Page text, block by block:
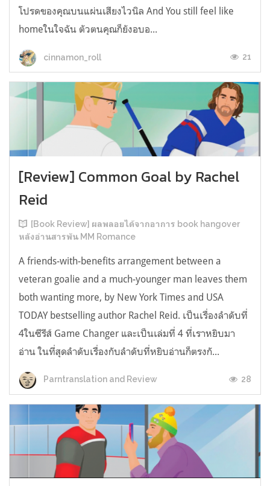
โปรดของคุณบนแผ่นเสียงไวนิล And You still feel like
homeในใจฉัน ตัวตนคุณก็ยังอบอ...
cinnamon_roll 21
[Review] Common Goal by Rachel
Reid
[Book Review] ผลพลอยได้จากอาการ book hangover
หลังอ่านสารพัน MM Romance
A friends-with-benefits arrangement between a
veteran goalie and a much-younger man leaves them
both wanting more, by New York Times and USA
TODAY bestselling author Rachel Reid. เป็นเรื่องลำดับที่
4ในซีรีส์ Game Changer และเป็นเล่มที่ 4 ที่เราหยิบมา
อ่าน ในที่สุดลำดับเรื่องกับลำดับที่หยิบอ่านก็ตรงกั...
Parntranslation and Review 28